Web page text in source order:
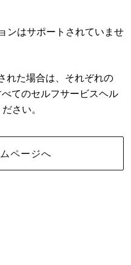
ンはサポートされていませ
れた場合は、それぞれの
てのセルフサービスヘル
さい。
ページへ